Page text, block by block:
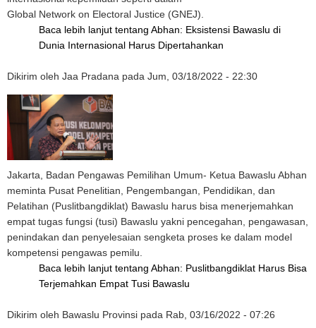
Global Network on Electoral Justice (GNEJ).
Baca lebih lanjut tentang Abhan: Eksistensi Bawaslu di
Dunia Internasional Harus Dipertahankan
Dikirim oleh Jaa Pradana pada Jum, 03/18/2022 - 22:30
Jakarta, Badan Pengawas Pemilihan Umum- Ketua Bawaslu Abhan
meminta Pusat Penelitian, Pengembangan, Pendidikan, dan
Pelatihan (Puslitbangdiklat) Bawaslu harus bisa menerjemahkan
empat tugas fungsi (tusi) Bawaslu yakni pencegahan, pengawasan,
penindakan dan penyelesaian sengketa proses ke dalam model
kompetensi pengawas pemilu.
Baca lebih lanjut tentang Abhan: Puslitbangdiklat Harus Bisa
Terjemahkan Empat Tusi Bawaslu
Dikirim oleh Bawaslu Provinsi pada Rab, 03/16/2022 - 07:26